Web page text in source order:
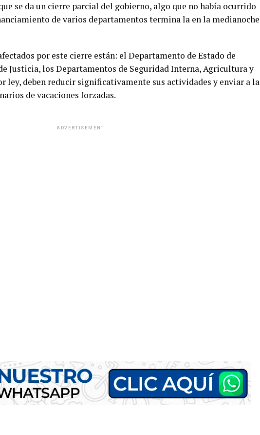
se da un cierre parcial del gobierno, algo que no había ocurrido
de varios departamentos termina la en la medianoche
por este cierre están: el Departamento de Estado de
Justicia, los Departamentos de Seguridad Interna, Agricultura y
ley, deben reducir significativamente sus actividades y enviar a la
de vacaciones forzadas.
ADVERTISEMENT